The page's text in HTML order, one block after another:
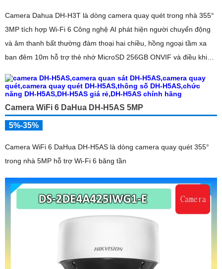
Camera Dahua DH-H3T là dòng camera quay quét trong nhà 355°
3MP tích hợp Wi-Fi 6 Công nghệ AI phát hiện người chuyển động
và âm thanh bất thường đàm thoại hai chiều, hồng ngoại tầm xa
ban đêm 10m hỗ trợ thẻ nhớ MicroSD 256GB ONVIF và điều khiển
Camera WiFi 6 DaHua DH-H5AS 5MP
5%-35%
Camera WiFi 6 DaHua DH-H5AS là dòng camera quay quét 355°
trong nhà 5MP hỗ trợ Wi-Fi 6 băng tần